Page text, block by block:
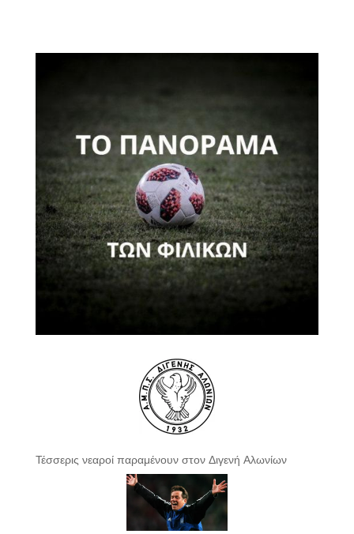
Τέσσερις νεαροί παραμένουν στον Διγενή Αλωνίων